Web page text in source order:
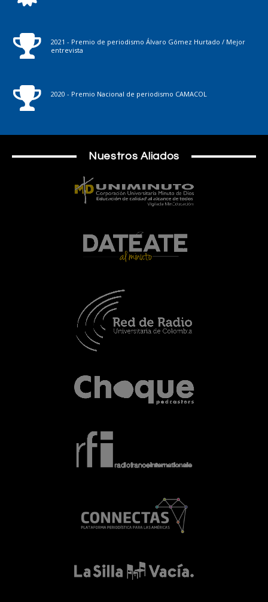
2021 - Premio de periodismo Álvaro Gómez Hurtado / Mejor
entrevista
2020 - Premio Nacional de periodismo CAMACOL
Nuestros Aliados